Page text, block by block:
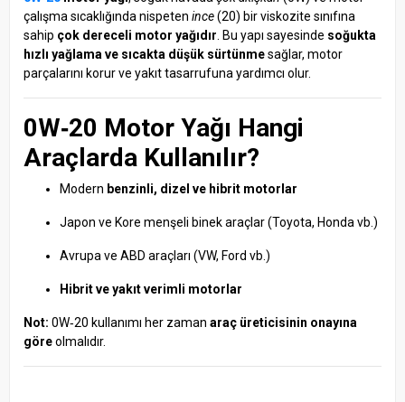
çalışma sıcaklığında nispeten ince(20) bir viskozite sınıfına
sahip çok dereceli motor yağıdır . Bu yapı sayesinde soğukta
hızlı yağlama ve sıcakta düşük sürtünmesağlar, motor
parçalarını korur ve yakıt tasarrufuna yardımcı olur.
0W‑20 Motor Yağı Hangi
Araçlarda Kullanılır?
Modern benzinli, dizel ve hibrit motorlar
Japon ve Kore menşeli binek araçlar (Toyota, Honda vb.)
Avrupa ve ABD araçları (VW, Ford vb.)
Hibrit ve yakıt verimli motorlar
Not: 0W‑20 kullanımı her zaman araç üreticisinin onayına
göreolmalıdır.